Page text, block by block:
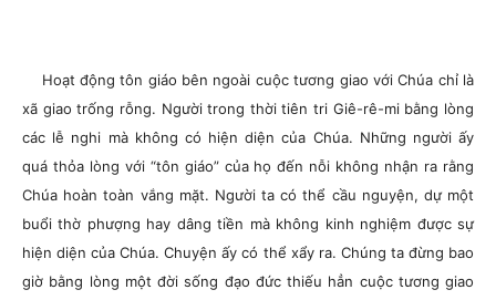
Hoạt động tôn giáo bên ngoài cuộc tương giao với Chúa chỉ là
xã giao trống rỗng. Người trong thời tiên tri Giê-rê-mi bằng lòng
các lễ nghi mà không có hiện diện của Chúa. Những người ấy
quá thỏa lòng với “tôn giáo” của họ đến nỗi không nhận ra rằng
Chúa hoàn toàn vắng mặt. Người ta có thể cầu nguyện, dự một
buổi thờ phượng hay dâng tiền mà không kinh nghiệm được sự
hiện diện của Chúa. Chuyện ấy có thể xẩy ra. Chúng ta đừng bao
giờ bằng lòng một đời sống đạo đức thiếu hẳn cuộc tương giao